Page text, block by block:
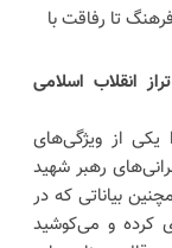
انقلاب اسلامی
یکی از ویژگی‌های
رهبر شهید
بیاناتی که در
کرده و می‌کوشید